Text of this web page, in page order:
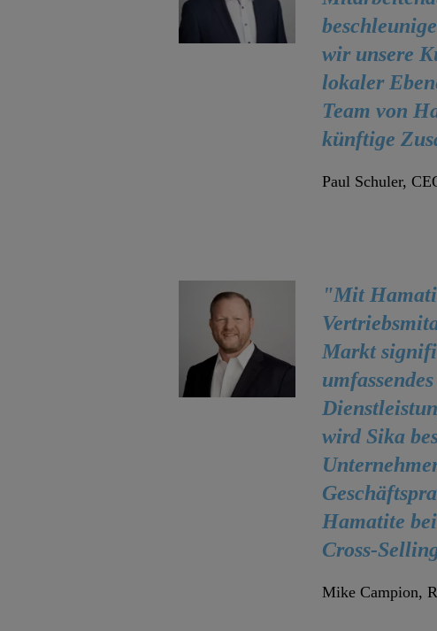
wir unsere
lokaler
Team von
künftige
Paul Schuler,
"Mit
Markt
wird Sika
Hamatite
Cross-
Mike Campion,